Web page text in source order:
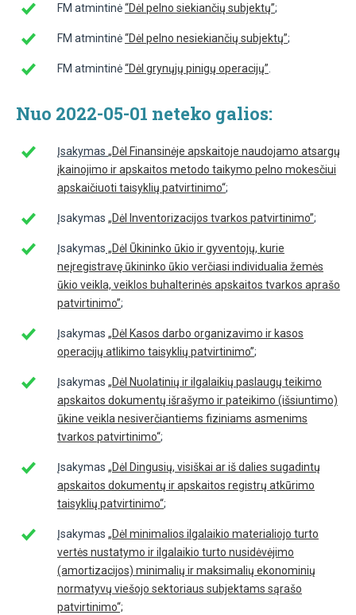
FM atmintinė“Dėl pelno siekiančių subjektų”;
FM atmintinė“Dėl pelno nesiekiančių subjektų”;
FM atmintinė“Dėl grynųjų pinigų operacijų”
Nuo 2022-05-01 neteko galios:
Įsakymas „Dėl Finansinėje apskaitoje naudojamo atsargų
įkainojimo ir apskaitos metodo taikymo pelno mokesčiui
apskaičiuoti taisyklių patvirtinimo“;
Įsakymas „Dėl Inventorizacijos tvarkos patvirtinimo”;
Įsakymas „Dėl Ūkininko ūkio ir gyventojų, kurie
neįregistravę ūkininko ūkio verčiasi individualia žemės
ūkio veikla, veiklos buhalterinės apskaitos tvarkos aprašo
patvirtinimo”;
Įsakymas „Dėl Kasos darbo organizavimo ir kasos
operacijų atlikimo taisyklių patvirtinimo”;
Įsakymas „Dėl Nuolatinių ir ilgalaikių paslaugų teikimo
apskaitos dokumentų išrašymo ir pateikimo (išsiuntimo)
ūkine veikla nesiverčiantiems fiziniams asmenims
tvarkos patvirtinimo“;
Įsakymas „Dėl Dingusių, visiškai ar iš dalies sugadintų
apskaitos dokumentų ir apskaitos registrų atkūrimo
taisyklių patvirtinimo“;
Įsakymas „Dėl minimalios ilgalaikio materialiojo turto
vertės nustatymo ir ilgalaikio turto nusidėvėjimo
(amortizacijos) minimalių ir maksimalių ekonominių
normatyvų viešojo sektoriaus subjektams sąrašo
patvirtinimo“;